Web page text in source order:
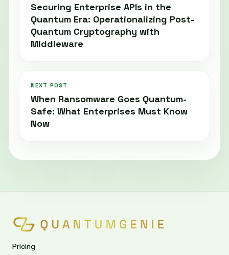
Securing Enterprise APIs in the
Quantum Era: Operationalizing Post-
Quantum Cryptography with
Middleware
NEXT POST
When Ransomware Goes Quantum-
Safe: What Enterprises Must Know
Now
Pricing